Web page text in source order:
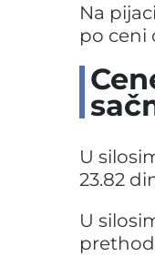
Na
po ceni
U
23.82
U